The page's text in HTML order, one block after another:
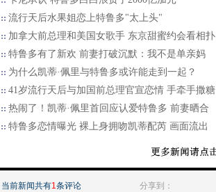
流行天后水果姐恋上特鲁多"太上头"
加拿大前总理和美国女歌手 东京甜蜜约会看相扑
特鲁多有了新欢 前妻打破沉默：我不是单亲妈
为什么凯蒂·佩里与特鲁多或许能走到一起？
41岁流行天后与加国前总理官宣恋情 手牵手撒糖
热闹了！凯蒂·佩里首回应认爱特鲁多 前妻晒合
特鲁多恋情曝光 裸上身拥吻凯蒂配芮 画面流出
当前新闻共有1条评论 分享到：